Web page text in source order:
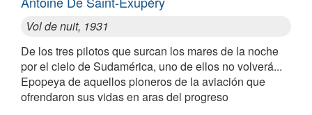
Vol de nuit, 1931
De los tres pilotos que surcan los mares de la noche
por el cielo de Sudamérica, uno de ellos no volverá...
Epopeya de aquellos pioneros de la aviación que
ofrendaron sus vidas en aras del progreso